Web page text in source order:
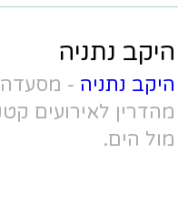
חלבית בכשרות
בנתניה בטיילת